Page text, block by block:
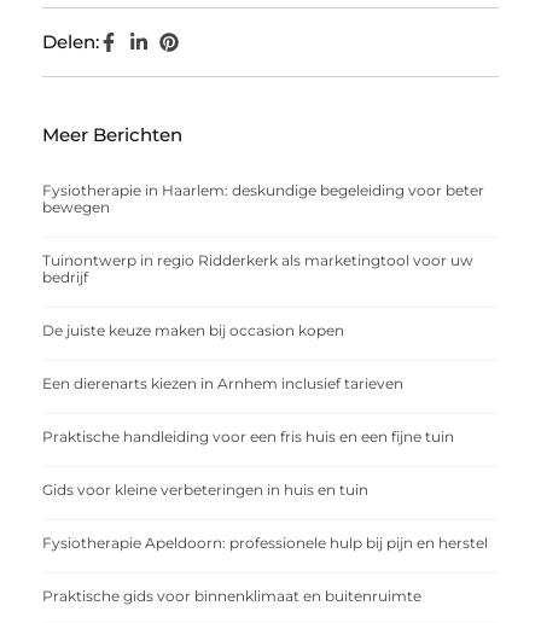
Delen:
Meer Berichten
Fysiotherapie in Haarlem: deskundige begeleiding voor beter
bewegen
Tuinontwerp in regio Ridderkerk als marketingtool voor uw
bedrijf
De juiste keuze maken bij occasion kopen
Een dierenarts kiezen in Arnhem inclusief tarieven
Praktische handleiding voor een fris huis en een fijne tuin
Gids voor kleine verbeteringen in huis en tuin
Fysiotherapie Apeldoorn: professionele hulp bij pijn en herstel
Praktische gids voor binnenklimaat en buitenruimte